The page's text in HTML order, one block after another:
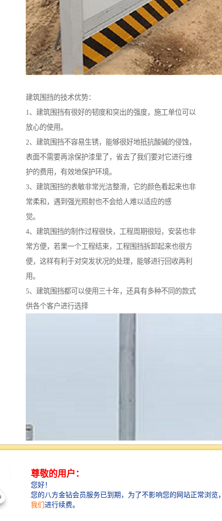
建筑围挡的技术优势：
1、建筑围挡有很好的韧度和突出的强度，施工单位可以
放心的使用。
2、建筑围挡不容易生锈，能够很好地抵抗酸碱的侵蚀，
表面不需要再涂保护漆里了，省去了我们要对它进行维
护的费用，有效地保护环境。
3、建筑围挡的表敏非常光洁整滑，它的颜色看起来也非
常柔和，遇到强光照射也不会给人难以适应的感
觉。
4、建筑围挡的制作过程很快，工程周期很短，安装也非
常方便，若果一个工程结束，工程围挡拆卸起来也很方
便，这样有利于对突发状况的处理，能够进行回收再利
用。
5、建筑围挡都可以使用三十年，还具有多种不同的款式
供各个客户进行选择